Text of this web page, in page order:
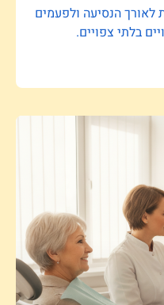
לאורך הנסיעה ולפעמים
בלתי צפויים.